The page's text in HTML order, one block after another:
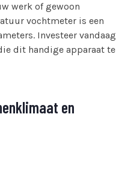
werk of gewoon
vochtmeter is een
Investeer vandaag
dit handige apparaat te
en